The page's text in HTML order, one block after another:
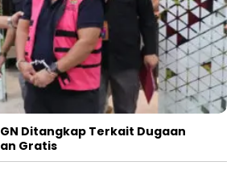
Ditangkap Terkait Dugaan
Gratis